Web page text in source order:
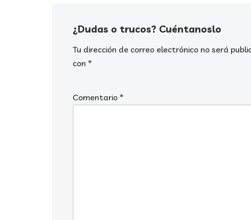
¿Dudas o trucos? Cuéntanoslo
Tu dirección de correo electrónico no será
con *
Comentario *